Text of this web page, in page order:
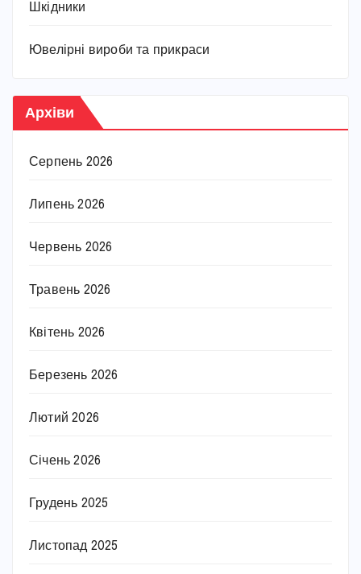
Шкідники
Ювелірні вироби та прикраси
Архіви
Серпень 2026
Липень 2026
Червень 2026
Травень 2026
Квітень 2026
Березень 2026
Лютий 2026
Січень 2026
Грудень 2025
Листопад 2025